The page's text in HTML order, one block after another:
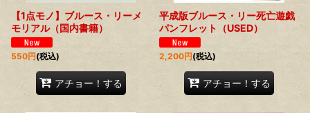
【1点モノ】ブルース・リーメ
モリアル（国内書籍）
550円(税込)
アチョー！する
平成版ブルース・リー死亡遊戯
パンフレット（USED）
2,200円(税込)
アチョー！する